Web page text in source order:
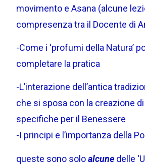
movimento e Asana (alcune
compresenza tra il Docente di
-Come i ‘profumi della Natura’
completare la pratica
-L’interazione dell’antica
che si sposa con la creazione
specifiche per il Benessere
-I principi e l’importanza della
queste sono soloalcune delle